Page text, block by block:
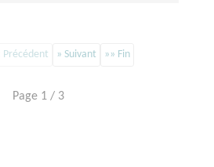
Précédent » Suivant »» Fin
Page 1 / 3